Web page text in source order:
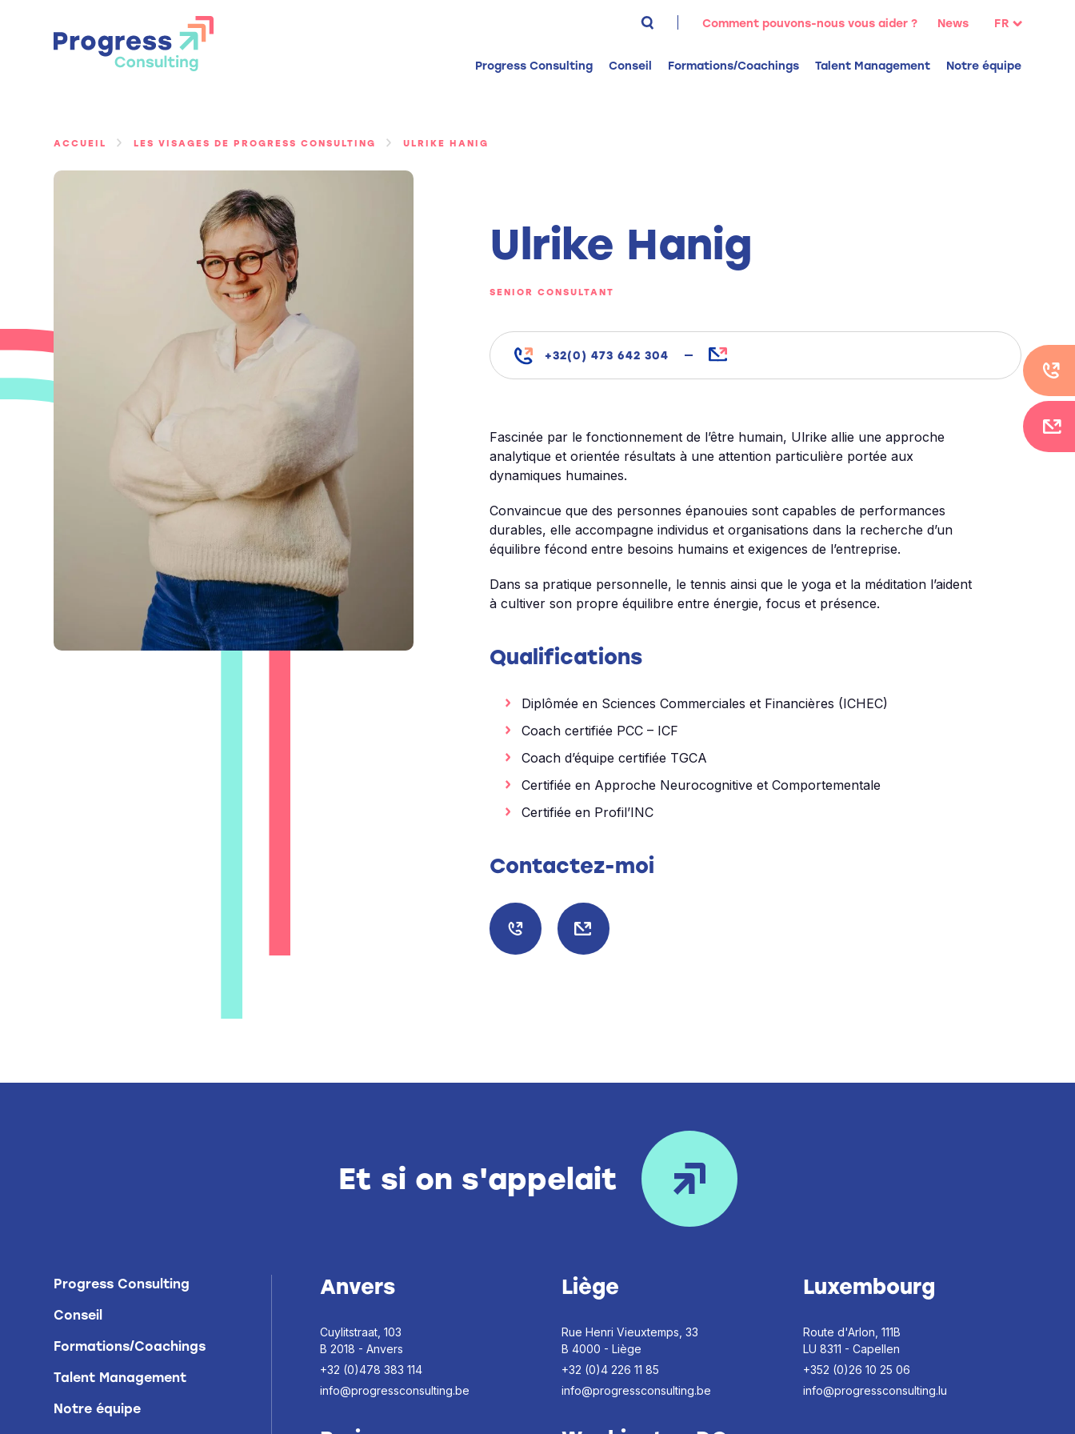
contenu
Rechercher :Comment pouvons-nous vous aider ? News
FR
EN
Progress Consulting Conseil Formations/Coachings Talent Management Notre équipe
ACCUEIL LES VISAGES DE PROGRESS CONSULTING ULRIKE HANIG
Ulrike Hanig
SENIOR CONSULTANT
+32(0) 473 642 304
Fascinée par le fonctionnement de l’être humain, Ulrike allie une approche
analytique et orientée résultats à une attention particulière portée aux
dynamiques humaines.
Convaincue que des personnes épanouies sont capables de performances
durables, elle accompagne individus et organisations dans la recherche d’un
équilibre fécond entre besoins humains et exigences de l’entreprise.
Dans sa pratique personnelle, le tennis ainsi que le yoga et la méditation l’aident
à cultiver son propre équilibre entre énergie, focus et présence.
Qualifications
Diplômée en Sciences Commerciales et Financières (ICHEC)
Coach certifiée PCC – ICF
Coach d’équipe certifiée TGCA
Certifiée en Approche Neurocognitive et Comportementale
Certifiée en Profil’INC
Contactez-moi
Et si on s'appelait
Progress Consulting
Conseil
Formations/Coachings
Talent Management
Notre équipe
Anvers
Cuylitstraat, 103
B 2018 - Anvers
+32 (0)478 383 114
info@progressconsulting.be
Liège
Rue Henri Vieuxtemps, 33
B 4000 - Liège
+32 (0)4 226 11 85
info@progressconsulting.be
Luxembourg
Route d'Arlon, 111B
LU 8311 - Capellen
+352 (0)26 10 25 06
info@progressconsulting.lu